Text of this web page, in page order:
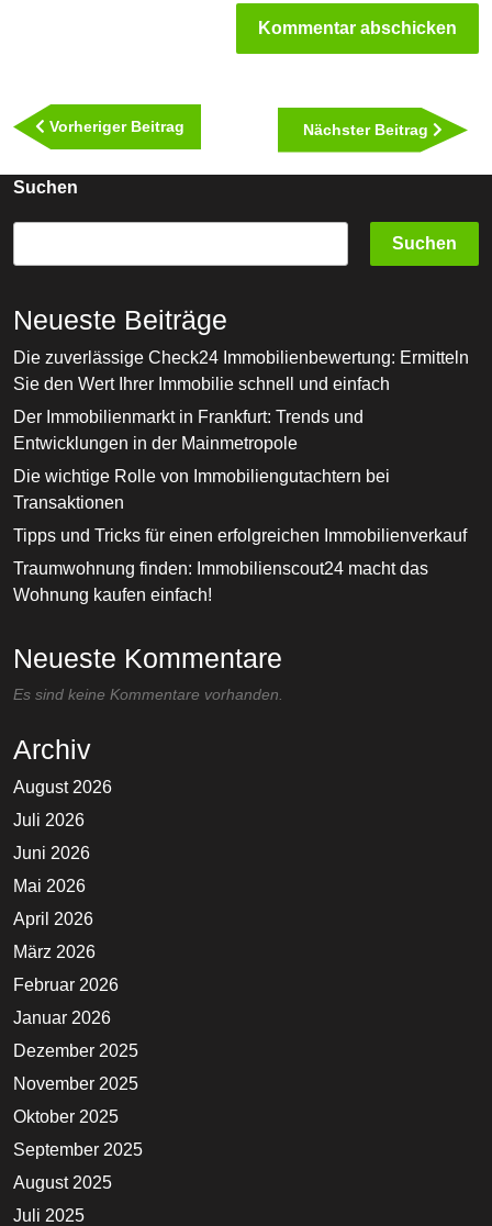
Vorheriger Beitrag
Beitrag
Nächster Beitrag
Suchen
Suchen
Neueste Beiträge
Die zuverlässige Check24 Immobilienbewertung: Ermitteln
Sie den Wert Ihrer Immobilie schnell und einfach
Der Immobilienmarkt in Frankfurt: Trends und
Entwicklungen in der Mainmetropole
Die wichtige Rolle von Immobiliengutachtern bei
Transaktionen
Tipps und Tricks für einen erfolgreichen Immobilienverkauf
Traumwohnung finden: Immobilienscout24 macht das
Wohnung kaufen einfach!
Neueste Kommentare
Es sind keine Kommentare vorhanden.
Archiv
August 2026
Juli 2026
Juni 2026
Mai 2026
April 2026
März 2026
Februar 2026
Januar 2026
Dezember 2025
November 2025
Oktober 2025
September 2025
August 2025
Juli 2025